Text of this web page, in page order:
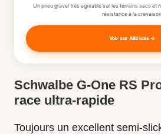
Un pneu gravel très agréable sur les terrains secs et
résistance à la crevaison.
Voir sur Alltricks →
Schwalbe G-One RS
race ultra-rapide
Toujours un excellent semi-